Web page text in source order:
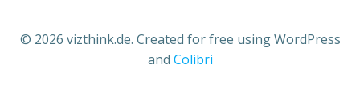
© 2026 vizthink.de. Created for free using WordPress
and Colibri